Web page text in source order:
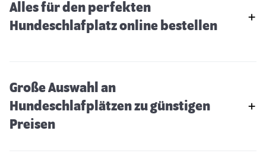
Alles für den perfekten
Hundeschlafplatz online bestellen
Große Auswahl an
Hundeschlafplätzen zu günstigen
Preisen